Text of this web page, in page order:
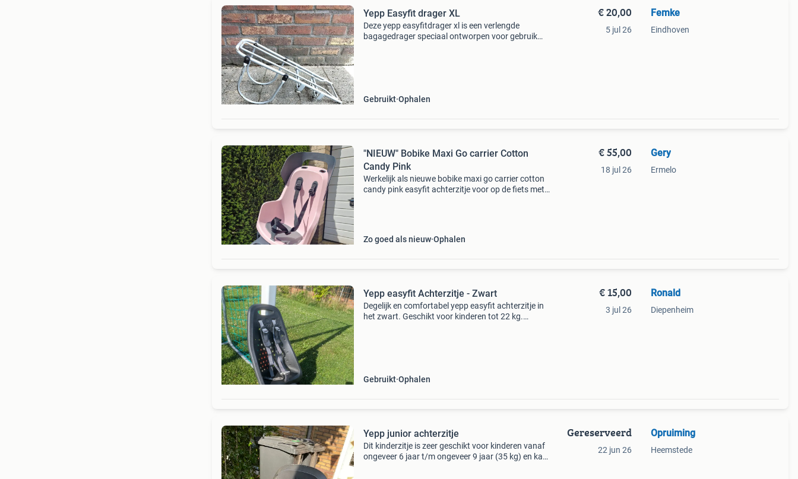
Yepp Easyfit drager XL
Deze yepp easyfitdrager xl is een verlengde
bagagedrager speciaal ontworpen voor gebruik
Gebruikt Ophalen
€ 20,00
5 jul 26
Femke
Eindhoven
"NIEUW" Bobike Maxi Go carrier Cotton
Candy Pink
Werkelijk als nieuwe bobike maxi go carrier cotton
candy pink easyfit achterzitje voor op de fiets met
Zo goed als nieuw Ophalen
€ 55,00
18 jul 26
Gery
Ermelo
Yepp easyfit Achterzitje - Zwart
Degelijk en comfortabel yepp easyfit achterzitje in
het zwart. Geschikt voor kinderen tot 22 kg.
Gebruikt Ophalen
€ 15,00
3 jul 26
Ronald
Diepenheim
Yepp junior achterzitje
Dit kinderzitje is zeer geschikt voor kinderen vanaf
ongeveer 6 jaar t/m ongeveer 9 jaar (35 kg) en kan
Gereserveerd
22 jun 26
Opruiming
Heemstede